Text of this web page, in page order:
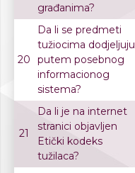
građanima?
20
Da li se predmeti
tužiocima dodjeljuju
putem posebnog
informacionog
sistema?
21
Da li je na internet
stranici objavljen
Etički kodeks
tužilaca?